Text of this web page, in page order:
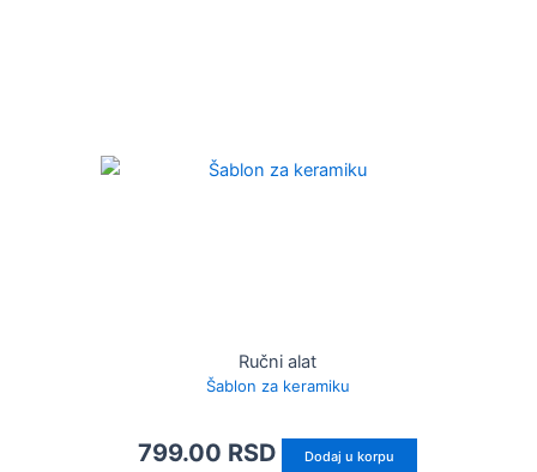
Ručni alat
Šablon za keramiku
799.00 RSD Dodaj u korpu